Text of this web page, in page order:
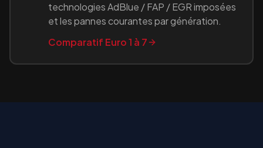
technologies AdBlue / FAP / EGR imposées
et les pannes courantes par génération.
Comparatif Euro 1 à 7